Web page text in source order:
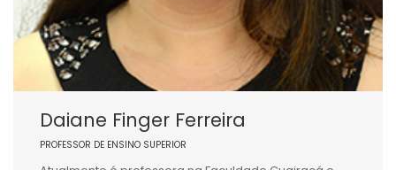
Daiane Finger Ferreira
PROFESSOR DE ENSINO SUPERIOR